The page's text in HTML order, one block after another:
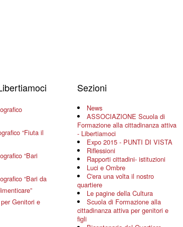
“Fiuta il
“Bari
“Bari da
Genitori e
Sezioni
News
ASSOCIAZIONE Scuola di
Formazione alla cittadinanza attiva
- Libertiamoci
Expo 2015 - PUNTI DI VISTA
Riflessioni
Rapporti cittadini- istituzioni
Luci e Ombre
C'era una volta il nostro
quartiere
Le pagine della Cultura
Scuola di Formazione alla
cittadinanza attiva per genitori e
figli